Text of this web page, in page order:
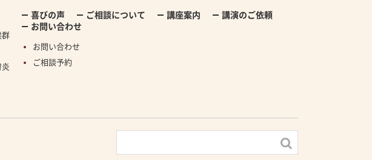
群
喜びの声 ご相談について 講座案内
講演のご依頼
お問い合わせ
お問い合わせ
ご相談予約